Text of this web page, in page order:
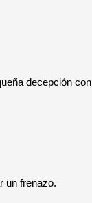
decepción con
un frenazo.